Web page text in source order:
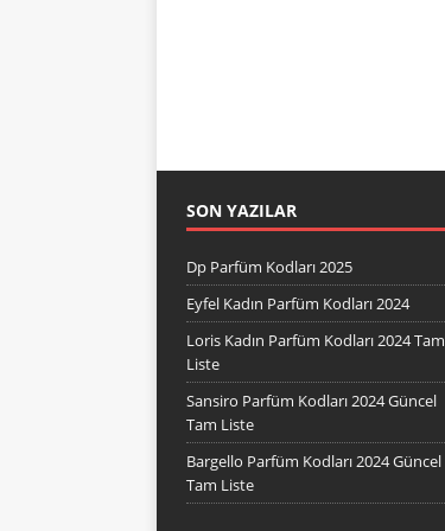
SON YAZILAR
Dp Parfüm Kodları 2025
Eyfel Kadın Parfüm Kodları 2024
Loris Kadın Parfüm Kodları 2024 Tam
Liste
Sansiro Parfüm Kodları 2024 Güncel
Tam Liste
Bargello Parfüm Kodları 2024 Güncel
Tam Liste